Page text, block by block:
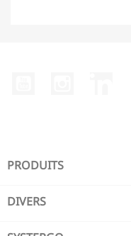
PRODUITS
DIVERS